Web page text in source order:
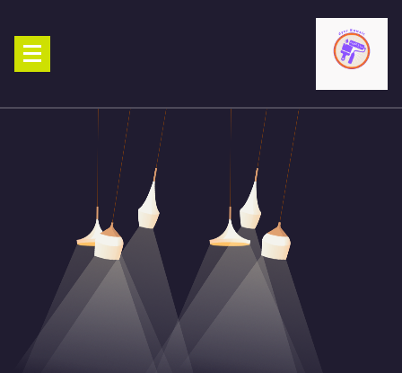
content
شاطر ورخيص تنفيذ احدث الديكورات الاحترافية اتصل الان